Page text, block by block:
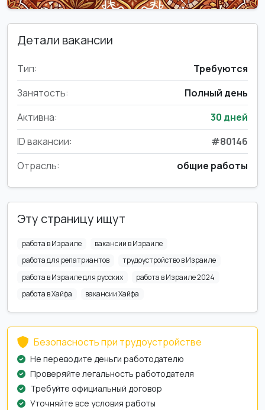
Детали вакансии
Тип:
Требуются
Занятость:
Полный день
Активна:
30 дней
ID вакансии:
#80146
Отрасль:
общие работы
Эту страницу ищут
работа в Израиле
вакансии в Израиле
работа для репатриантов
трудоустройство в Израиле
работа в Израиле для русских
работа в Израиле 2024
работа в Хайфа
вакансии Хайфа
Безопасность при трудоустройстве
Не переводите деньги работодателю
Проверяйте легальность работодателя
Требуйте официальный договор
Уточняйте все условия работы